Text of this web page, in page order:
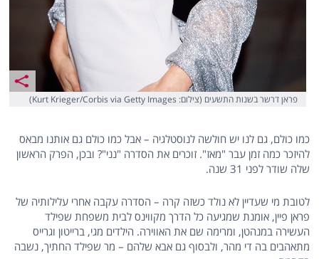
פראן דרשר בשנות התשעים (צילום: Kurt Krieger/Corbis via Getty Images)
כמו כולם, גם לנו יש חולשה לנוסטלגיה – אבל כמו כולם גם אותנו מבאס
להיזכר כמה זמן עבר "מאז". זוכרים את הסדרה "נני"? ובכן, הפרק הראשון
שלה שודר לפני 31 שנה.
לטובת מי שעדיין לא נולד כשזה קרה – הסדרה עקבה אחרי עלילותיה של
פראן פיין, אומנת שמגיעה כל הדרך מקווינס לבית משפחת שפילד
העשירה במנהטן, ומרימה שם את האווירה. הילדים מגי, ברייטון וגרייס
מתאהבים בה די מהר, ולבסוף גם אבא שלהם – מר שפילד החתיך, נשבה